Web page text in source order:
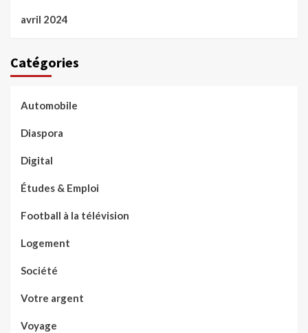
avril 2024
Catégories
Automobile
Diaspora
Digital
Études & Emploi
Football à la télévision
Logement
Société
Votre argent
Voyage